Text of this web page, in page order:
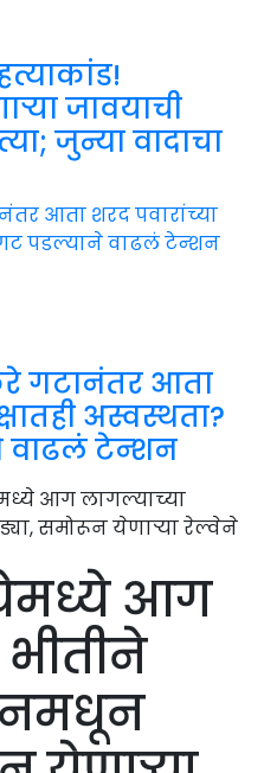
जावयाची
जुन्या वादाचा
गटानंतर आता
अस्वस्थता?
वाढलं टेन्शन
आग लागल्याच्या
समोरून येणाऱ्या रेल्वेने
आग